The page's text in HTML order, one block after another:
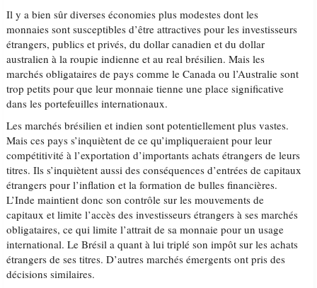
Il y a bien sûr diverses économies plus modestes dont les
monnaies sont susceptibles d’être attractives pour les investisseurs
étrangers, publics et privés, du dollar canadien et du dollar
australien à la roupie indienne et au real brésilien. Mais les
marchés obligataires de pays comme le Canada ou l’Australie sont
trop petits pour que leur monnaie tienne une place significative
dans les portefeuilles internationaux.
Les marchés brésilien et indien sont potentiellement plus vastes.
Mais ces pays s’inquiètent de ce qu’impliqueraient pour leur
compétitivité à l’exportation d’importants achats étrangers de leurs
titres. Ils s’inquiètent aussi des conséquences d’entrées de capitaux
étrangers pour l’inflation et la formation de bulles financières.
L’Inde maintient donc son contrôle sur les mouvements de
capitaux et limite l’accès des investisseurs étrangers à ses marchés
obligataires, ce qui limite l’attrait de sa monnaie pour un usage
international. Le Brésil a quant à lui triplé son impôt sur les achats
étrangers de ses titres. D’autres marchés émergents ont pris des
décisions similaires.